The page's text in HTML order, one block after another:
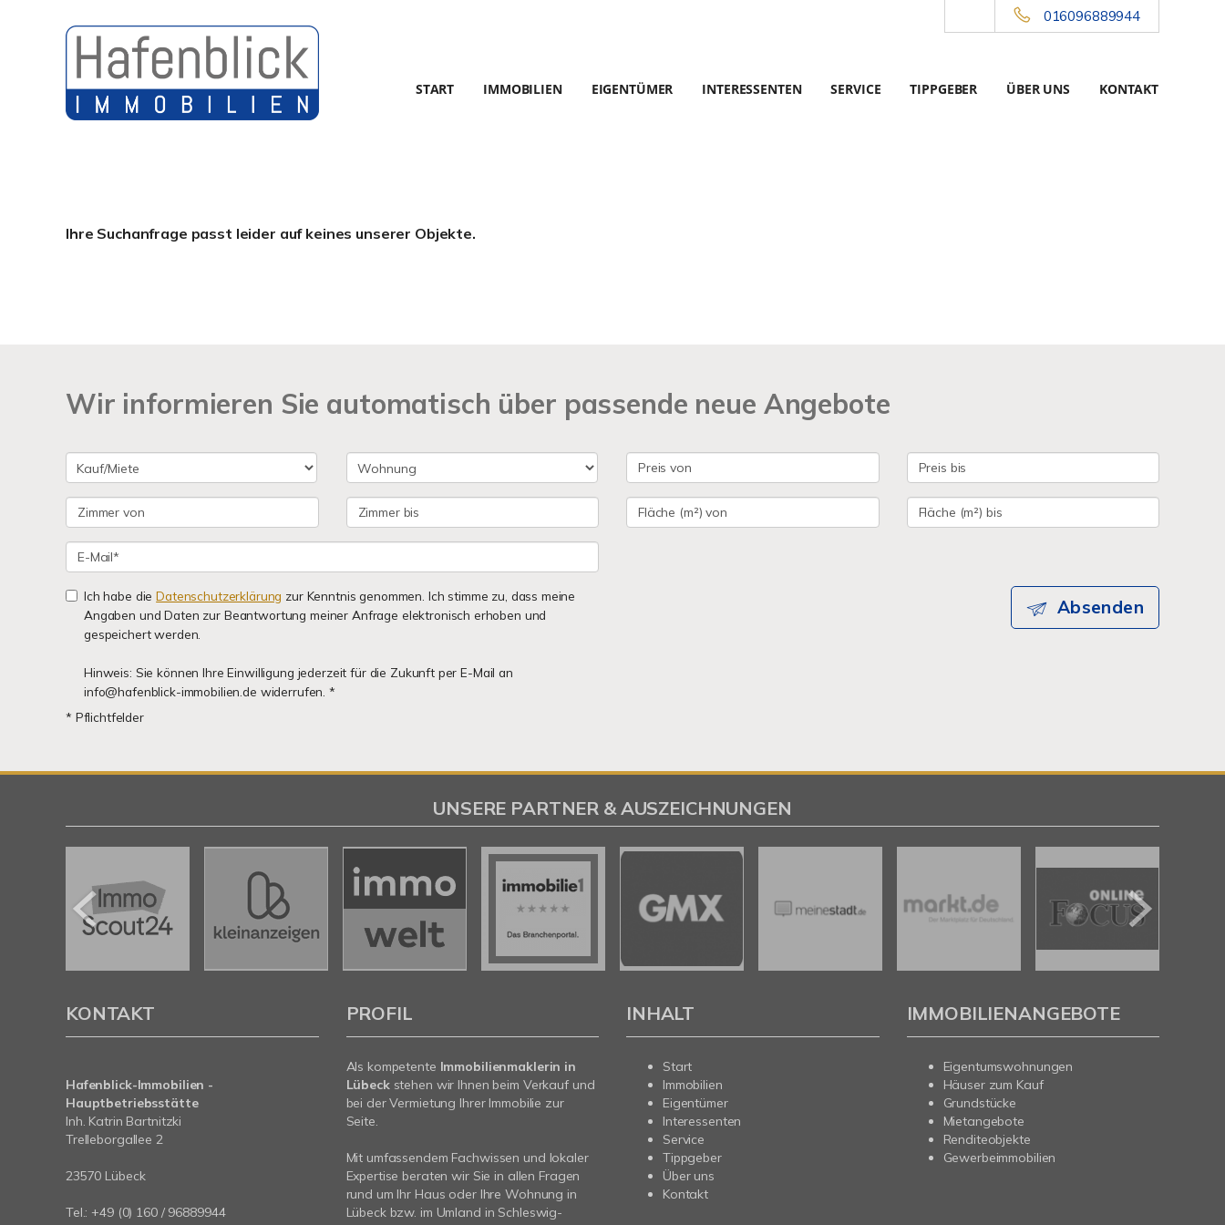
016096889944
START IMMOBILIEN EIGENTÜMER INTERESSENTEN SERVICE TIPPGEBER ÜBER UNS KONTAKT
Ihre Suchanfrage passt leider auf keines unserer Objekte.
Wir informieren Sie automatisch über passende neue Angebote
Ich habe dieDatenschutzerklärung zur Kenntnis genommen. Ich stimme zu, dass meine
Angaben und Daten zur Beantwortung meiner Anfrage elektronisch erhoben und
gespeichert werden.
Hinweis: Sie können Ihre Einwilligung jederzeit für die Zukunft per E-Mail an
info@hafenblick-immobilien.de widerrufen. *
* Pflichtfelder
Absenden
UNSERE PARTNER & AUSZEICHNUNGEN
KONTAKT
Hafenblick-Immobilien -
Hauptbetriebsstätte
Inh. Katrin Bartnitzki
Trelleborgallee 2
23570 Lübeck
Tel.: +49 (0) 160 / 96889944
PROFIL
Als kompetente Immobilienmaklerin in
Lübeckstehen wir Ihnen beim Verkauf und
bei der Vermietung Ihrer Immobilie zur
Seite.
Mit umfassendem Fachwissen und lokaler
Expertise beraten wir Sie in allen Fragen
rund um Ihr Haus oder Ihre Wohnung in
Lübeck bzw. im Umland in Schleswig-
INHALT
Start
Immobilien
Eigentümer
Interessenten
Service
Tippgeber
Über uns
Kontakt
IMMOBILIENANGEBOTE
Eigentumswohnungen
Häuser zum Kauf
Grundstücke
Mietangebote
Renditeobjekte
Gewerbeimmobilien